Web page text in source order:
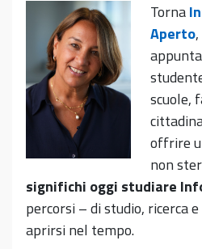
Torna
Aperto
scuole,
offrire
non
significhi oggi studiare
percorsi – di studio, ricerca
aprirsi nel tempo.